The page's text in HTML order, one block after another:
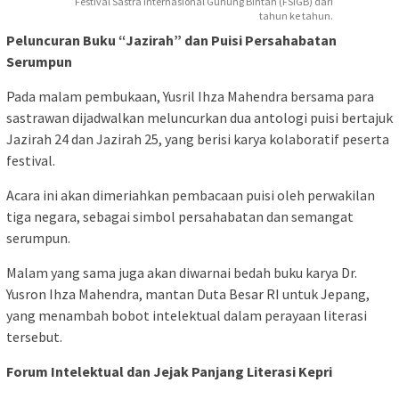
tahun ke tahun.
Peluncuran Buku “Jazirah” dan Puisi Persahabatan
Serumpun
Pada malam pembukaan, Yusril Ihza Mahendra bersama para
sastrawan dijadwalkan meluncurkan dua antologi puisi bertajuk
Jazirah 24 dan Jazirah 25, yang berisi karya kolaboratif peserta
festival.
Acara ini akan dimeriahkan pembacaan puisi oleh perwakilan
tiga negara, sebagai simbol persahabatan dan semangat
serumpun.
Malam yang sama juga akan diwarnai bedah buku karya Dr.
Yusron Ihza Mahendra, mantan Duta Besar RI untuk Jepang,
yang menambah bobot intelektual dalam perayaan literasi
tersebut.
Forum Intelektual dan Jejak Panjang Literasi Kepri